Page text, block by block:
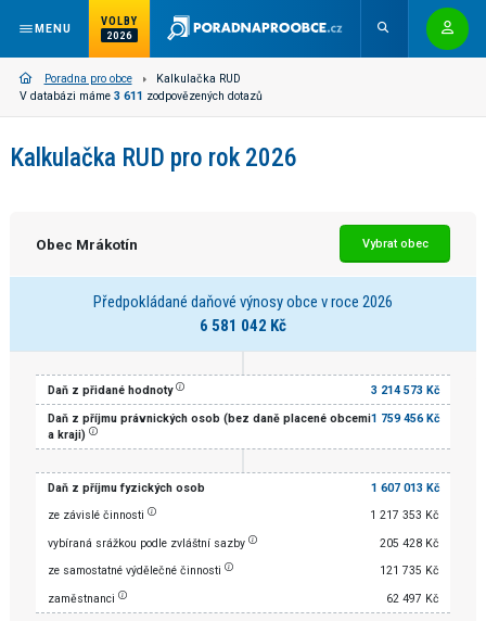
MENU
VOLBY
2026
Poradna pro obce
Kalkulačka RUD
V databázi máme 3 611 zodpovězených dotazů
Kalkulačka RUD pro rok 2026
Obec Mrákotín Vybrat obec
Předpokládané daňové výnosy obce v roce 2026
6 581 042 Kč
Daň z přidané hodnoty 3 214 573 Kč
Daň z příjmu právnických osob (bez daně placené obcemi
a kraji)
1 759 456 Kč
Daň z příjmu fyzických osob
1 607 013 Kč
ze závislé činnosti
1 217 353 Kč
vybíraná srážkou podle zvláštní sazby
205 428 Kč
ze samostatné výdělečné činnosti
121 735 Kč
zaměstnanci
62 497 Kč